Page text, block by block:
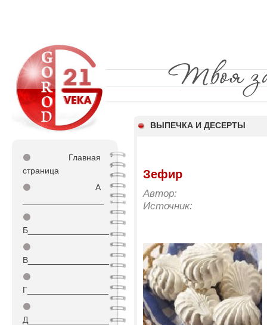
ВЫПЕЧКА И ДЕСЕРТЫ
⚫
Главная
страница
⚫
А
⚫
Б_________________
⚫
В_________________
⚫
Г_________________
⚫
Д_________________
Зефир
Автор:
Источник: